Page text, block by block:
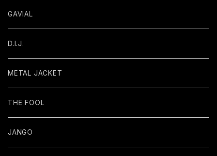
GAVIAL
D.I.J.
METAL JACKET
THE FOOL
JANGO